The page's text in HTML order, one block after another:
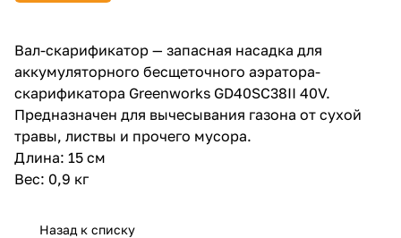
Вал-скарификатор — запасная насадка для
аккумуляторного бесщеточного аэратора-
скарификатора Greenworks GD40SC38II 40V.
Предназначен для вычесывания газона от сухой
травы, листвы и прочего мусора.
Длина: 15 см
Вес: 0,9 кг
Назад к списку
недели